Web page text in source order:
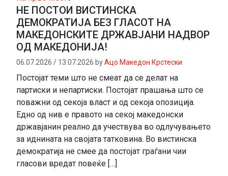
НЕ ПОСТОИ ВИСТИНСКА
ДЕМОКРАТИЈА БЕЗ ГЛАСОТ НА
МАКЕДОНСКИТЕ ДРЖАВЈАНИ НАДВОР
ОД МАКЕДОНИЈА!
06.07.2026 / 13.07.2026 byАцо Македон Крстески
Постојат теми што не смеат да се делат на
партиски и непартиски. Постојат прашања што се
поважни од секоја власт и од секоја опозиција.
Едно од нив е правото на секој македонски
државјанин реално да учествува во одлучувањето
за иднината на својата татковина. Во вистинска
демократија не смее да постојат граѓани чии
гласови вредат повеќе […]